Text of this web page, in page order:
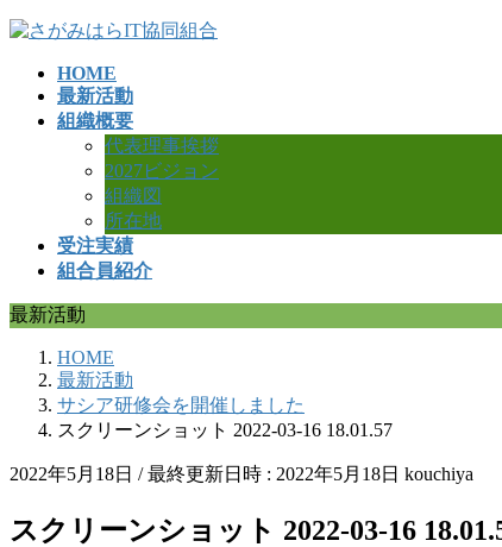
コ
ナ
HOME
最新活動
組織概要
代表理事挨拶
2027ビジョン
組織図
所在地
受注実績
組合員紹介
最新活動
HOME
最新活動
サシア研修会を開催しました
スクリーンショット 2022-03-16 18.01.57
2022年5月18日 / 最終更新日時 : 2022年5月18日 kouchiya
スクリーンショット 2022-03-16